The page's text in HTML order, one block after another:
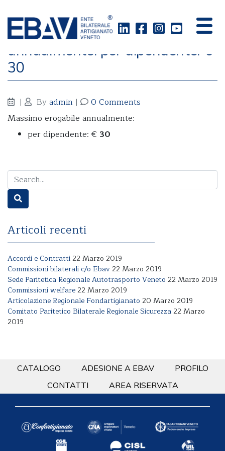
Massimo erogabile
annualmente: per dipendente: €
30
| Byadmin |
0 Comments
Massimo erogabile annualmente:
per dipendente: € 30
Articoli recenti
Accordi e Contratti22 Marzo 2019
Commissioni bilaterali c/o Ebav22 Marzo 2019
Sede Paritetica Regionale Autotrasporto Veneto 22 Marzo 2019
Commissioni welfare22 Marzo 2019
Articolazione Regionale Fondartigianato 20 Marzo 2019
Comitato Paritetico Bilaterale Regionale Sicurezza22 Marzo
2019
CATALOGO ADESIONE A EBAV
PROFILO
CONTATTI
AREA RISERVATA